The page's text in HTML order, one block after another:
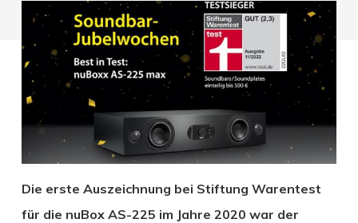
Die erste Auszeichnung bei Stiftung Warentest
für die nuBox AS-225 im Jahre 2020 war der